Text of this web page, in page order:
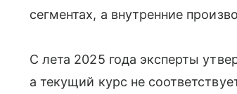
сегментах, а внутренние
С лета 2025 года эксперты
а текущий курс не